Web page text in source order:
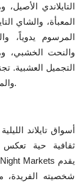
التايلاندي
المعبأة، والشاي
المرسوم يدوياً،
والنحت الخشبي،
التجميل العشبية.
والمنتجات الدينية غير الأصيلة، والإلكترونيات المقلدة.
أسواق تايلاند
ثقافية حية تعكس
شخصيته الفريدة،